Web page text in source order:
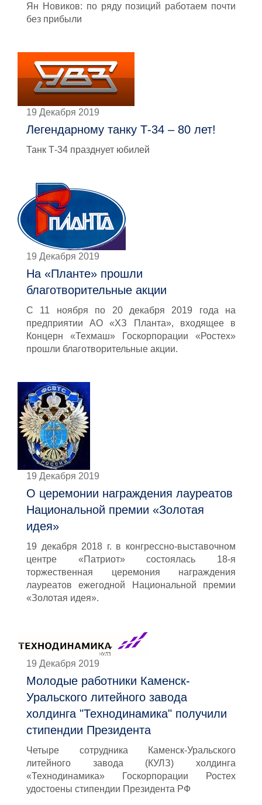
Ян Новиков: по ряду позиций работаем почти
без прибыли
19 Декабря 2019
Легендарному танку Т-34 – 80 лет!
Танк Т-34 празднует юбилей
19 Декабря 2019
На «Планте» прошли
благотворительные акции
С 11 ноября по 20 декабря 2019 года на
предприятии АО «ХЗ Планта», входящее в
Концерн «Техмаш» Госкорпорации «Ростех»
прошли благотворительные акции.
19 Декабря 2019
О церемонии награждения лауреатов
Национальной премии «Золотая
идея»
19 декабря 2018 г. в конгрессно-выставочном
центре «Патриот» состоялась 18-я
торжественная церемония награждения
лауреатов ежегодной Национальной премии
«Золотая идея».
19 Декабря 2019
Молодые работники Каменск-
Уральского литейного завода
холдинга "Технодинамика" получили
стипендии Президента
Четыре сотрудника Каменск-Уральского
литейного завода (КУЛЗ) холдинга
«Технодинамика» Госкорпорации Ростех
удостоены стипендии Президента РФ